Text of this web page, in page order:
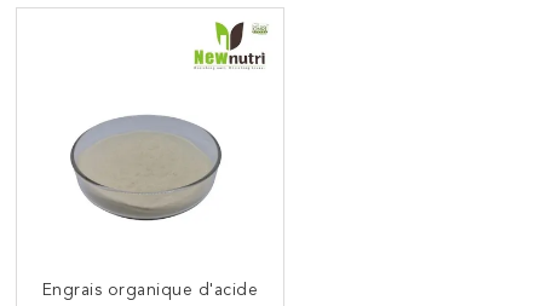
Engrais organique d'acide
Poudre d'engrais d'acide